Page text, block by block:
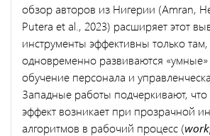
обзор авторов из Нигерии (Amran,
Putera et al., 2023) расширяет этот
инструменты эффективны только там,
одновременно развиваются
обучение персонала и
Западные работы подчеркивают,
эффект возникает при прозрачной
алгоритмов в рабочий процесс (